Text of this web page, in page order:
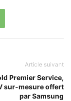
Article suivant
Premier Service,
sur-mesure offert
par Samsung